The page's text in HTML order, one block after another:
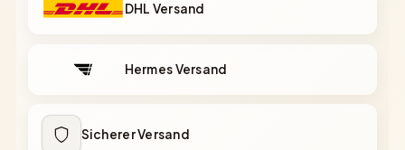
DHL Versand
Hermes Versand
Sicherer Versand